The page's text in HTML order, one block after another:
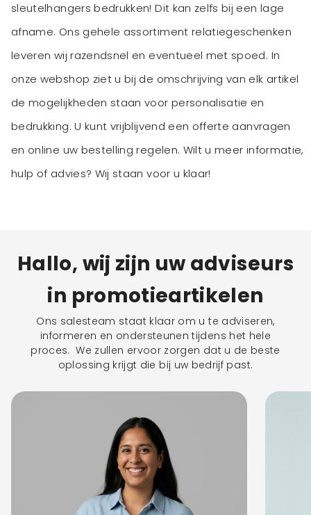
sleutelhangers bedrukken! Dit kan zelfs bij een lage
afname. Ons gehele assortiment relatiegeschenken
leveren wij razendsnel en eventueel met spoed. In
onze webshop ziet u bij de omschrijving van elk artikel
de mogelijkheden staan voor personalisatie en
bedrukking. U kunt vrijblijvend een offerte aanvragen
en online uw bestelling regelen. Wilt u meer informatie,
hulp of advies? Wij staan voor u klaar!
Hallo, wij zijn uw adviseurs
in promotieartikelen
Ons salesteam staat klaar om u te adviseren,
informeren en ondersteunen tijdens het hele
proces. We zullen ervoor zorgen dat u de beste
oplossing krijgt die bij uw bedrijf past.